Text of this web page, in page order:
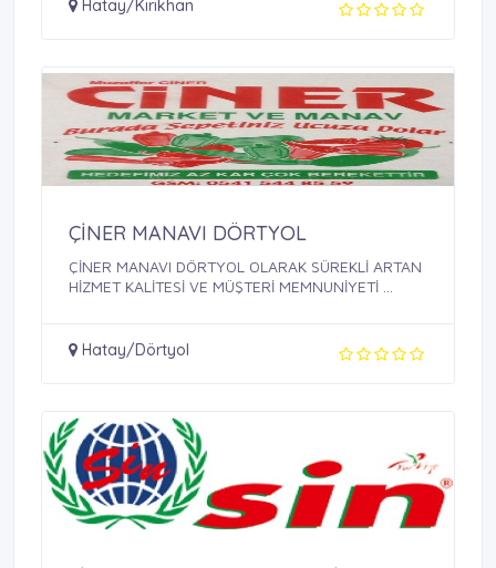
Hatay/Kırıkhan
ÇİNER MANAVI DÖRTYOL
ÇİNER MANAVI DÖRTYOL OLARAK SÜREKLİ ARTAN
HİZMET KALİTESİ VE MÜŞTERİ MEMNUNİYETİ ...
Hatay/Dörtyol